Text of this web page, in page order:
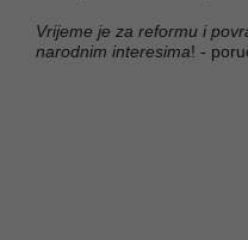
Vrijeme je za reformu i
narodnim interesima! -